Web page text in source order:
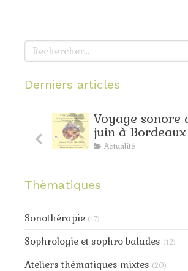
Rechercher
Derniers articles
Voyage sonore
juin à Bordeaux
Actualité
Thèmatiques
Sonothérapie (17)
Sophrologie et sophro balades (12)
Ateliers thématiques mixtes (20)